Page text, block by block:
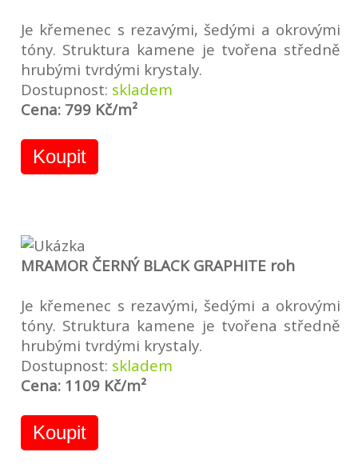
Je křemenec s rezavými, šedými a okrovými
tóny. Struktura kamene je tvořena středně
hrubými tvrdými krystaly.
Dostupnost: skladem
Cena: 799 Kč/m²
Koupit
MRAMOR ČERNÝ BLACK GRAPHITE roh
Je křemenec s rezavými, šedými a okrovými
tóny. Struktura kamene je tvořena středně
hrubými tvrdými krystaly.
Dostupnost: skladem
Cena: 1109 Kč/m²
Koupit